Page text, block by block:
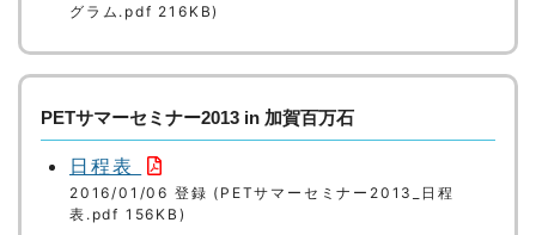
グラム.pdf 216KB)
PETサマーセミナー2013 in 加賀百万石
日程表
2016/01/06 登録 (PETサマーセミナー2013_日程
表.pdf 156KB)